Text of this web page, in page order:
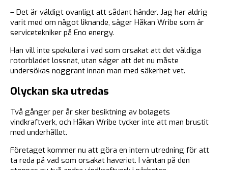
– Det är väldigt ovanligt att sådant händer. Jag har aldrig
varit med om något liknande, säger Håkan Wribe som är
servicetekniker på Eno energy.
Han vill inte spekulera i vad som orsakat att det väldiga
rotorbladet lossnat, utan säger att det nu måste
undersökas noggrant innan man med säkerhet vet.
Olyckan ska utredas
Två gånger per år sker besiktning av bolagets
vindkraftverk, och Håkan Wribe tycker inte att man brustit
med underhållet.
Företaget kommer nu att göra en intern utredning för att
ta reda på vad som orsakat haveriet. I väntan på den